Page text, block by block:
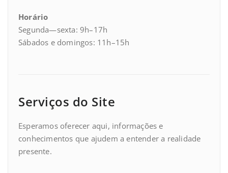
Horário
Segunda—sexta: 9h–17h
Sábados e domingos: 11h–15h
Serviços do Site
Esperamos oferecer aqui, informações e
conhecimentos que ajudem a entender a realidade
presente.